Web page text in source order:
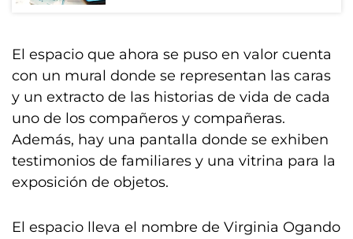
El espacio que ahora se puso en valor cuenta
con un mural donde se representan las caras
y un extracto de las historias de vida de cada
uno de los compañeros y compañeras.
Además, hay una pantalla donde se exhiben
testimonios de familiares y una vitrina para la
exposición de objetos.
El espacio lleva el nombre de Virginia Ogando